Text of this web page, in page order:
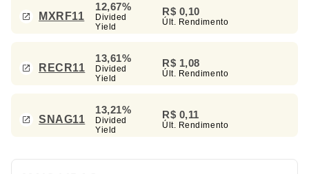
MXRF11
12,67%
Divided
Yield
R$ 0,10
Últ. Rendimento
RECR11
13,61%
Divided
Yield
R$ 1,08
Últ. Rendimento
SNAG11
13,21%
Divided
Yield
R$ 0,11
Últ. Rendimento